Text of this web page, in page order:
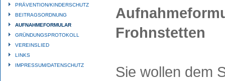
PRÄVENTION/KINDERSCHUTZ
BEITRAGSORDNUNG
AUFNAHMEFORMULAR
GRÜNDUNGSPROTOKOLL
VEREINSLIED
LINKS
IMPRESSUM/DATENSCHUTZ
Frohnstetten
Sie wollen dem